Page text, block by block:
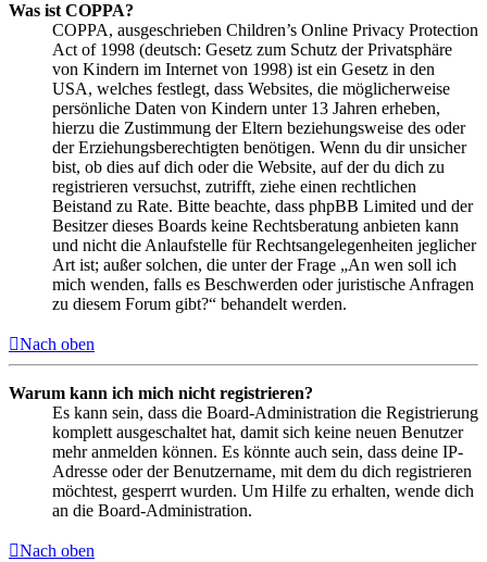
Was ist COPPA?
COPPA, ausgeschrieben Children’s Online Privacy Protection
Act of 1998 (deutsch: Gesetz zum Schutz der Privatsphäre
von Kindern im Internet von 1998) ist ein Gesetz in den
USA, welches festlegt, dass Websites, die möglicherweise
persönliche Daten von Kindern unter 13 Jahren erheben,
hierzu die Zustimmung der Eltern beziehungsweise des oder
der Erziehungsberechtigten benötigen. Wenn du dir unsicher
bist, ob dies auf dich oder die Website, auf der du dich zu
registrieren versuchst, zutrifft, ziehe einen rechtlichen
Beistand zu Rate. Bitte beachte, dass phpBB Limited und der
Besitzer dieses Boards keine Rechtsberatung anbieten kann
und nicht die Anlaufstelle für Rechtsangelegenheiten jeglicher
Art ist; außer solchen, die unter der Frage „An wen soll ich
mich wenden, falls es Beschwerden oder juristische Anfragen
zu diesem Forum gibt?“ behandelt werden.
Nach oben
Warum kann ich mich nicht registrieren?
Es kann sein, dass die Board-Administration die Registrierung
komplett ausgeschaltet hat, damit sich keine neuen Benutzer
mehr anmelden können. Es könnte auch sein, dass deine IP-
Adresse oder der Benutzername, mit dem du dich registrieren
möchtest, gesperrt wurden. Um Hilfe zu erhalten, wende dich
an die Board-Administration.
Nach oben